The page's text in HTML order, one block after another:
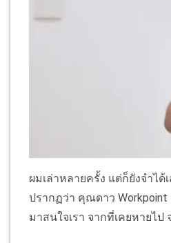
ผมเล่าหลายครั้ง แต่ก็ยังจำไ
ปรากฏว่า คุณดาว Workpoint
มาสนใจเรา จากที่เคยหายไป